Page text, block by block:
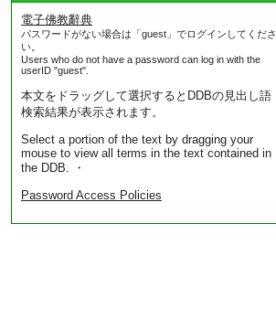
電子佛教辭典
パスワードがない場合は「guest」でログインしてくださ
い。
Users who do not have a password can log in with the
userID "guest".
本文をドラッグして選択するとDDBの見出し語
検索結果が表示されます。
Select a portion of the text by dragging your
mouse to view all terms in the text contained in
the DDB. ・
Password Access Policies